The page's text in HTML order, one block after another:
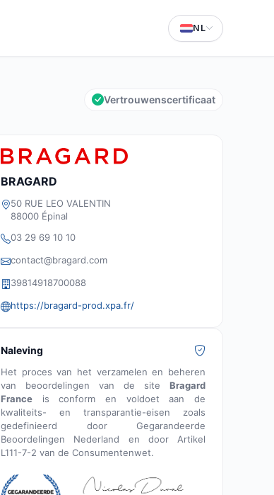
NL
Vertrouwenscertificaat
BRAGARD
50 RUE LEO VALENTIN
88000 Épinal
03 29 69 10 10
contact@bragard.com
39814918700088
https://bragard-prod.xpa.fr/
Naleving
Het proces van het verzamelen en beheren
van beoordelingen van de site Bragard
France is conform en voldoet aan de
kwaliteits- en transparantie-eisen zoals
gedefinieerd door Gegarandeerde
Beoordelingen Nederland en door Artikel
L111-7-2 van de Consumentenwet.